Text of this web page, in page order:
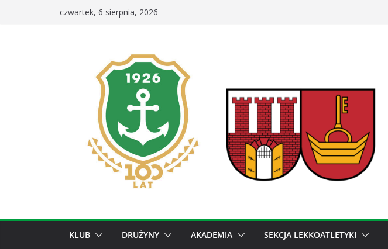
czwartek, 6 sierpnia, 2026
KLUB DRUŻYNY AKADEMIA SEKCJA LEKKOATLETYKI